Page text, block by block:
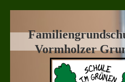
Vormholzer